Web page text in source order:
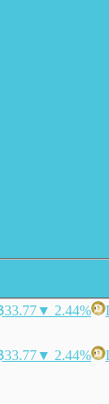
33.77▼ 2.44%
33.77▼ 2.44%